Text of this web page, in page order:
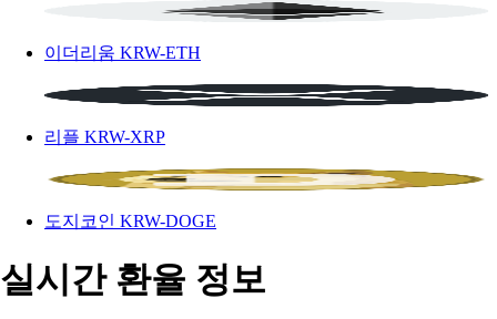
이더리움 KRW-ETH
리플 KRW-XRP
도지코인 KRW-DOGE
실시간 환율 정보